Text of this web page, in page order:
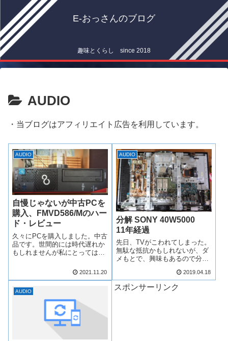
E-おっさんのブログ
趣味とくらし since 2018
AUDIO
・当ブログはアフィリエイト広告を利用しています。
AUDIO
自慢じゃないが中古PCを
購入、FMVD586/Mのハー
ド・レビュー
久々にPCを購入しました。中古
品です。世間的には時代遅れか
もしれませんが私にとっては最
専用のPC（CPUはcore２Duo）
が異音を発生し始めたのと、毎
ためそろそろ買替えを考えて
2021.11.20
AUDIO
分解 SONY 40W5000
11年経過
先日、TVがこわれてしまった。
無駄な抵抗かもしれないが、ダ
メもとで、興味もあるので分解
ころは、御愛嬌で！電源基板と
インバータ基板（たぶん）イン
バータは液晶のバックライトを
2019.04.18
AUDIO スポンサーリンク